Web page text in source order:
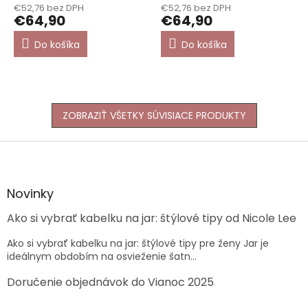
€52,76 bez DPH
€64,90
Do košíka
€52,76 bez DPH
€64,90
Do košíka
ZOBRAZIŤ VŠETKY SÚVISIACE PRODUKTY
Z
äNovinky
Ako si vybrať kabelku na jar: štýlové tipy od Nicole Lee
Ako si vybrať kabelku na jar: štýlové tipy pre ženy Jar je
ideálnym obdobím na osvieženie šatn...
Doručenie objednávok do Vianoc 2025